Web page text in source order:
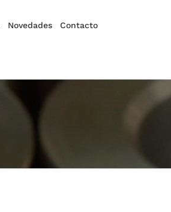
Novedades Contacto